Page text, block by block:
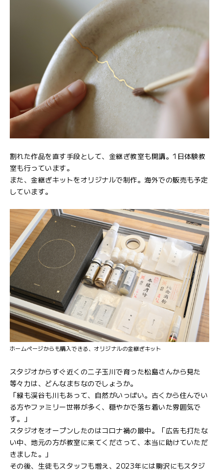
割れた作品を直す手段として、金継ぎ教室も開講。1日体験教
室も行っています。
また、金継ぎキットをオリジナルで制作。海外での販売も予定
しています。
ホームページからも購入できる、オリジナルの金継ぎキット
スタジオからすぐ近くの二子玉川で育った松島さんから見た
等々力は、どんなまちなのでしょうか。
「緑も渓谷も川もあって、自然がいっぱい。古くから住んでい
る方やファミリー世帯が多く、穏やかで落ち着いた雰囲気で
す。」
スタジオをオープンしたのはコロナ禍の最中。「広告も打たな
い中、地元の方が教室に来てくださって、本当に助けていただ
きました。」
その後、生徒もスタッフも増え、2023年には駒沢にもスタジ